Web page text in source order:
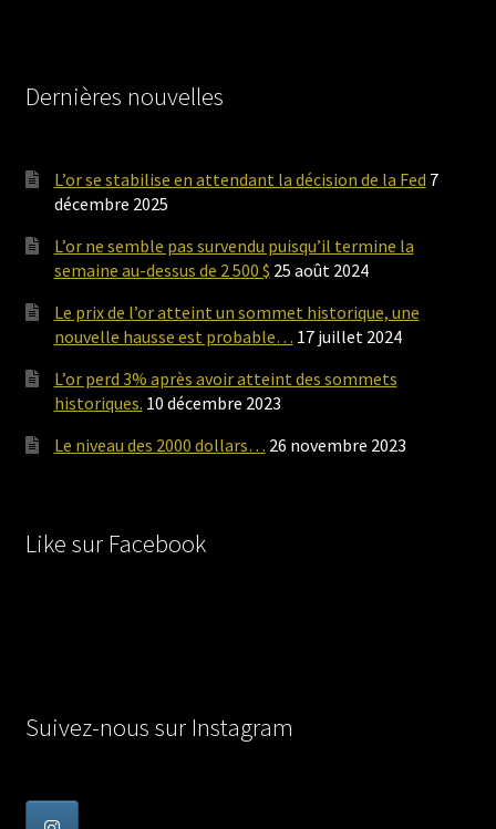
Dernières nouvelles
L’or se stabilise en attendant la décision de la Fed 7
décembre 2025
L’or ne semble pas survendu puisqu’il termine la
semaine au-dessus de 2 500 $ 25 août 2024
Le prix de l’or atteint un sommet historique, une
nouvelle hausse est probable… 17 juillet 2024
L’or perd 3% après avoir atteint des sommets
historiques. 10 décembre 2023
Le niveau des 2000 dollars… 26 novembre 2023
Like sur Facebook
Suivez-nous sur Instagram